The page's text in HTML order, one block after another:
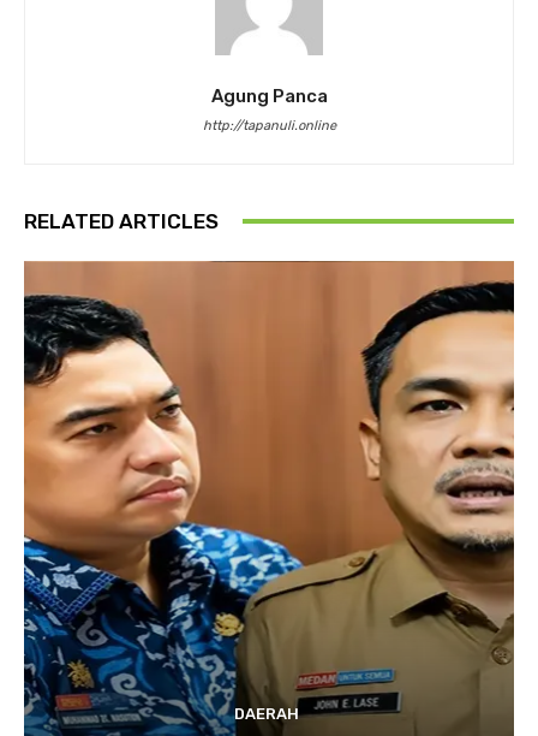
Agung Panca
http://tapanuli.online
RELATED ARTICLES
DAERAH